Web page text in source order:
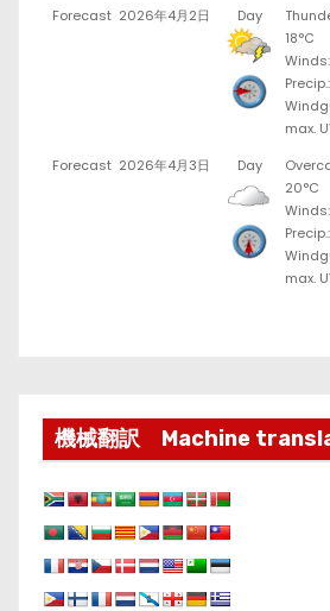
Forecast 2026年4月2日 Day
18°C
Precip.:
max.
Forecast 2026年4月3日 Day
20°C
Precip.:
max.
機械翻訳 Machine